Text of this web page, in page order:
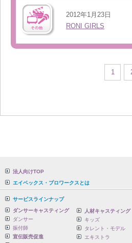
2012年1月23日
RONI GIRLS
1
法人向けTOP
エイベックス・プロワークスとは
サービスラインナップ
ダンサーキャスティング
ダンサー
振付師
宣伝販売促進
人材キャスティング
キッズ
タレント・モデル
エキストラ